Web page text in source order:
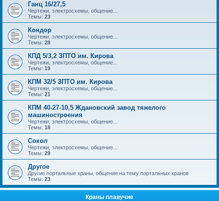
Ганц 16/27,5
Чертежи, электросхемы, общение...
Темы: 23
Кондор
Чертежи, электросхемы, общение...
Темы: 28
КПД 5/3,2 ЗПТО им. Кирова
Чертежи, электросхемы, общение...
Темы: 19
КПМ 32/5 ЗПТО им. Кирова
Чертежи, электросхемы, общение...
Темы: 21
КПМ 40-27-10,5 Ждановский завод тяжелого
машиностроения
Чертежи, электросхемы, общение...
Темы: 18
Сокол
Чертежи, электросхемы, общение...
Темы: 29
Другое
Другие портальные краны, общение на тему портальных кранов
Темы: 23
Краны плавучие